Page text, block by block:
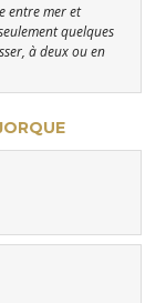
entre mer et
quelques
à deux ou en